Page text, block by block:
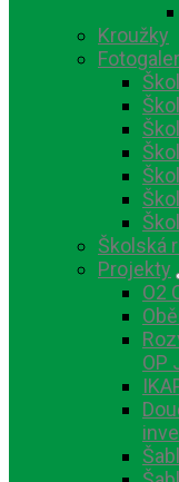
Kroužky
Školská
Projekty
O2
OP